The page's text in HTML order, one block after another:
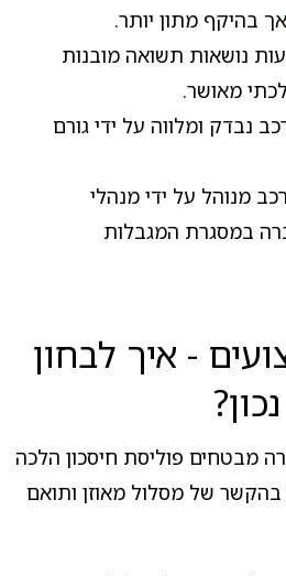
בהיקף מתון יותר.
נושאות תשואה מובנות
מאושר.
נבדק ומלווה על ידי גורם
מנוהל על ידי מנהלי
במסגרת המגבלות
- איך לבחון
נכון?
מבטחים פוליסת חיסכון הלכה
בהקשר של מסלול מאוזן ותואם